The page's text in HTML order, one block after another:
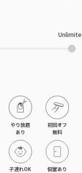
やり放題
あり
初回オフ
無料
子連れOK 個室あり